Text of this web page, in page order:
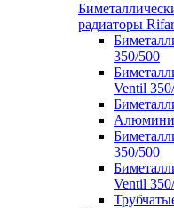
радиаторы Rifar
350/500
Ventil
350/500
Ventil